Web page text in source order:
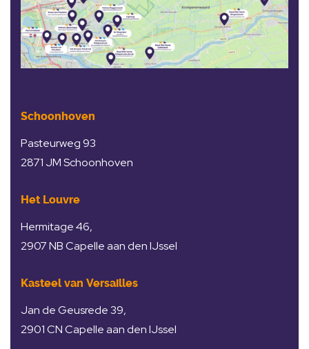
Schoonhoven
Pasteurweg 93
2871 JM Schoonhoven
Het Louvre
Hermitage 46,
2907 NB Capelle aan den IJssel
Kasteel van Versailles
Jan de Geusrede 39,
2901 CN Capelle aan den IJssel